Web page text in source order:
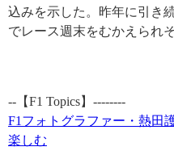
込みを示した。昨年に引き
でレース週末をむかえられそ
--【F1 Topics】--------
F1フォトグラファー・熱田
楽しむ